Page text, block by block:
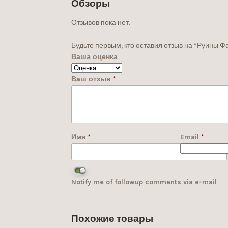
Обзоры
Отзывов пока нет.
Будьте первым, кто оставил отзыв на “Руины
Ваша оценка
Ваш отзыв*
Имя* Email *
Notify me of followup comments via e-mail
Похожие товары